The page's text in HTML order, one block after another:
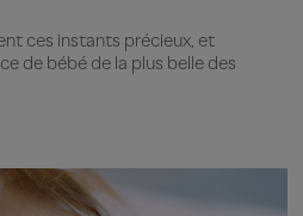
ces instants précieux, et
de bébé de la plus belle des